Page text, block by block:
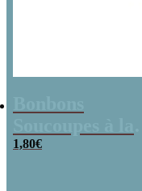
poudre (x20)
1,80€